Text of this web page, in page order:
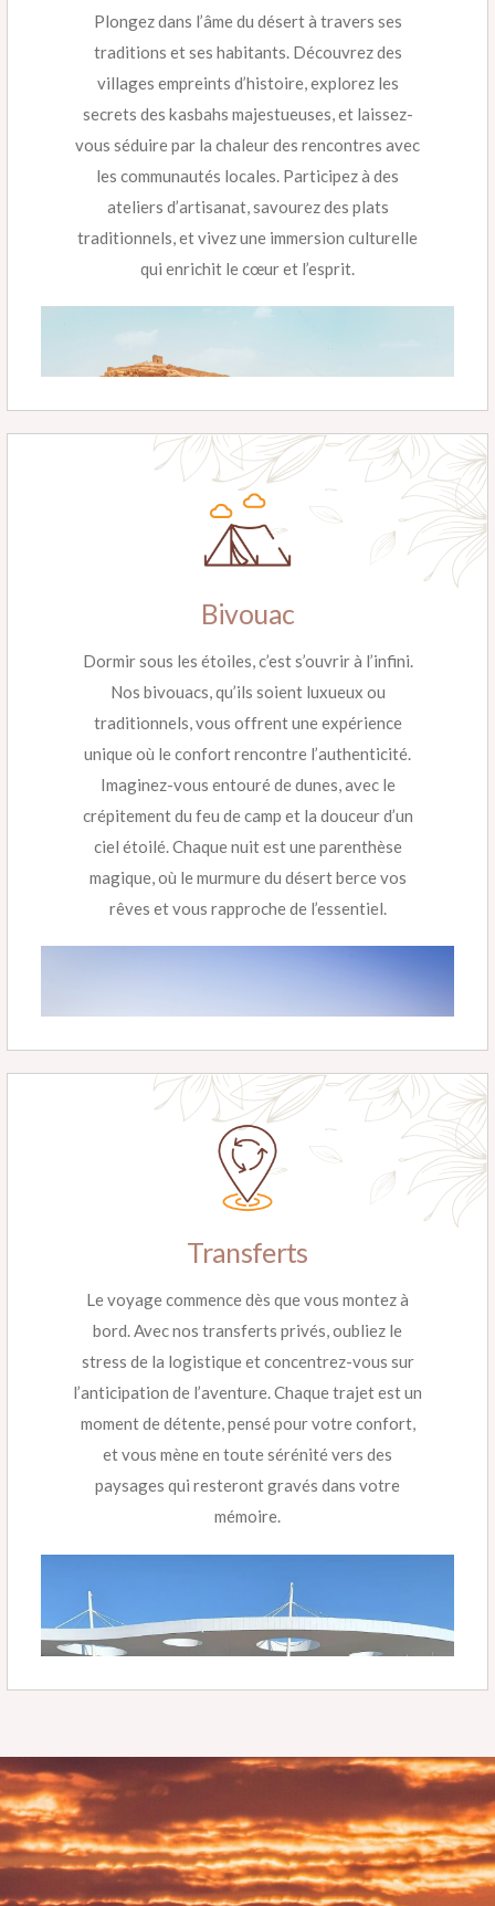
Plongez dans l’âme du désert à travers ses
traditions et ses habitants. Découvrez des
villages empreints d’histoire, explorez les
secrets des kasbahs majestueuses, et laissez-
vous séduire par la chaleur des rencontres avec
les communautés locales. Participez à des
ateliers d’artisanat, savourez des plats
traditionnels, et vivez une immersion culturelle
qui enrichit le cœur et l’esprit.
Bivouac
Dormir sous les étoiles, c’est s’ouvrir à l’infini.
Nos bivouacs, qu’ils soient luxueux ou
traditionnels, vous offrent une expérience
unique où le confort rencontre l’authenticité.
Imaginez-vous entouré de dunes, avec le
crépitement du feu de camp et la douceur d’un
ciel étoilé. Chaque nuit est une parenthèse
magique, où le murmure du désert berce vos
rêves et vous rapproche de l’essentiel.
Transferts
Le voyage commence dès que vous montez à
bord. Avec nos transferts privés, oubliez le
stress de la logistique et concentrez-vous sur
l’anticipation de l’aventure. Chaque trajet est un
moment de détente, pensé pour votre confort,
et vous mène en toute sérénité vers des
paysages qui resteront gravés dans votre
mémoire.